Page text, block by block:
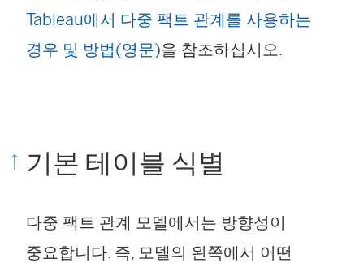
Tableau에서 다중 팩트 관계를 사용하는
경우 및 방법(영문)을 참조하십시오.
기본 테이블 식별
다중 팩트 관계 모델에서는 방향성이
중요합니다. 즉, 모델의 왼쪽에서 어떤